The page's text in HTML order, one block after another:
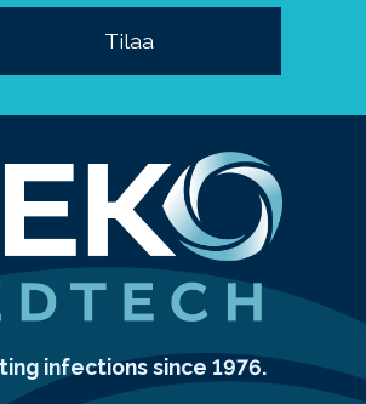
infections since 1976.